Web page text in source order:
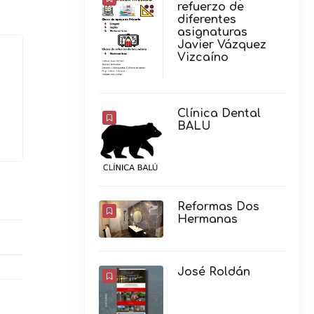
refuerzo de
diferentes
asignaturas
Javier Vázquez
Vizcaíno
Clínica Dental
BALU
Reformas Dos
Hermanas
José Roldán